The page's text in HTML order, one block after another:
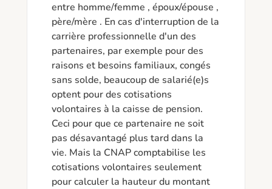
entre homme/femme , époux/épouse ,
père/mère . En cas d'interruption de la
carrière professionnelle d'un des
partenaires, par exemple pour des
raisons et besoins familiaux, congés
sans solde, beaucoup de salarié(e)s
optent pour des cotisations
volontaires à la caisse de pension.
Ceci pour que ce partenaire ne soit
pas désavantagé plus tard dans la
vie. Mais la CNAP comptabilise les
cotisations volontaires seulement
pour calculer la hauteur du montant